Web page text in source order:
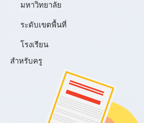
มหาวิทยาลัย
ระดับเขตพื้นที่
โรงเรียน
สำหรับครู